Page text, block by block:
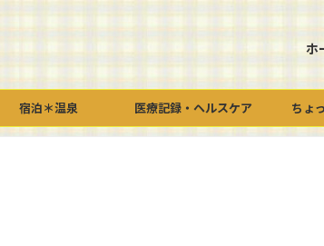
ホ
宿泊＊温泉 医療記録・ヘルスケア ちょ